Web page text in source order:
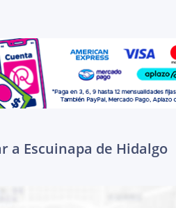
a Escuinapa de Hidalgo